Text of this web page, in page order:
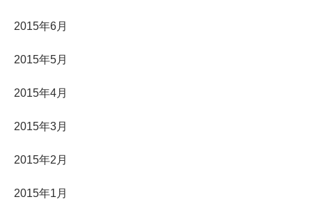
2015年6月
2015年5月
2015年4月
2015年3月
2015年2月
2015年1月